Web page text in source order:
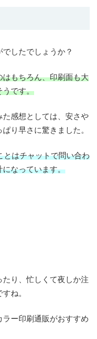
したでしょうか？
もちろん、印刷面も大
うです。
感想としては、安さや
り早さに驚きました。
とはチャットで問い合わ
になっています。
り、忙しくて夜しか注
ね。
ー印刷通販がおすすめ